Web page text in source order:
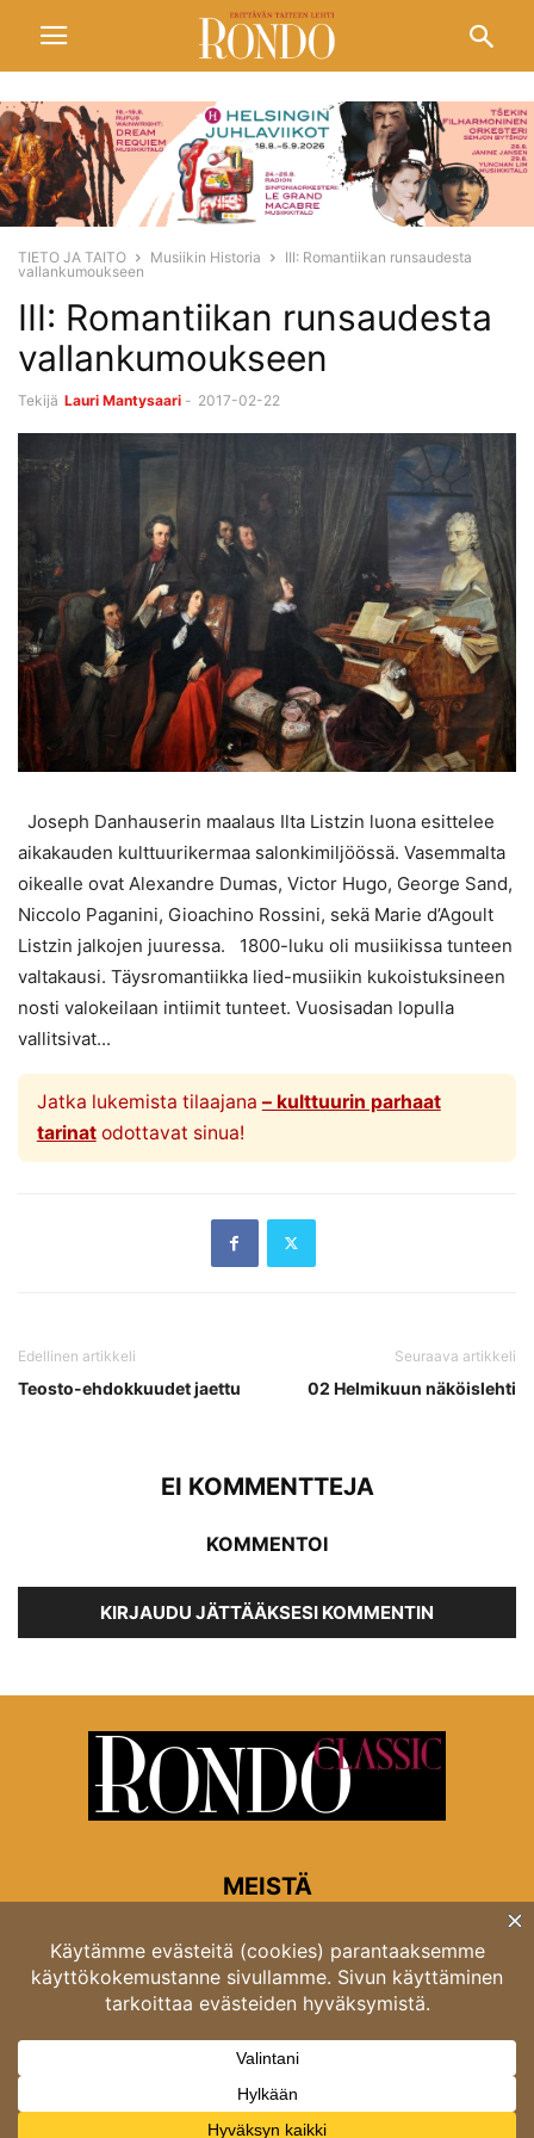
TIETO JA TAITO Musiikin Historia
III: Romantiikan runsaudesta
vallankumoukseen
III: Romantiikan runsaudesta
vallankumoukseen
Tekijä Lauri Mantysaari - 2017-02-22
Joseph Danhauserin maalaus Ilta Listzin luona esittelee
aikakauden kulttuurikermaa salonkimiljöössä. Vasemmalta
oikealle ovat Alexandre Dumas, Victor Hugo, George Sand,
Niccolo Paganini, Gioachino Rossini, sekä Marie d’Agoult
Listzin jalkojen juuressa. 1800-luku oli musiikissa tunteen
valtakausi. Täysromantiikka lied-musiikin kukoistuksineen
nosti valokeilaan intiimit tunteet. Vuosisadan lopulla
vallitsivat...
Jatka lukemista tilaajana – kulttuurin parhaat
tarinatodottavat sinua!
Edellinen artikkeli
Teosto-ehdokkuudet jaettu
Seuraava artikkeli
02 Helmikuun näköislehti
EI KOMMENTTEJA
KOMMENTOI
KIRJAUDU JÄTTÄÄKSESI KOMMENTIN
MEISTÄ
Rondon toimitus
Opastinsilta 6A 00520 Helsinki
Asiakaspalvelu: puh. 03 4246 5318
asiakaspalvelu@rondo.fi
Ota meihin yhteyttä:toimitus@rondo.fi